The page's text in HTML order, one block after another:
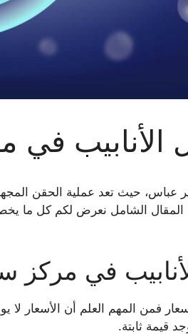
الأنابيب
حيث تعد عملية الحقن
المقال الشامل نعرض لكم كل ما
في مركز
فمن المهم العلم أن الأسعار
قيمة ثابتة.